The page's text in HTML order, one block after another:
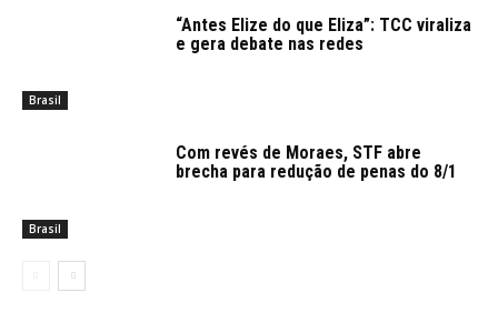
Brasil
“Antes Elize do que Eliza”: TCC viraliza
e gera debate nas redes
Brasil
Com revés de Moraes, STF abre
brecha para redução de penas do 8/1